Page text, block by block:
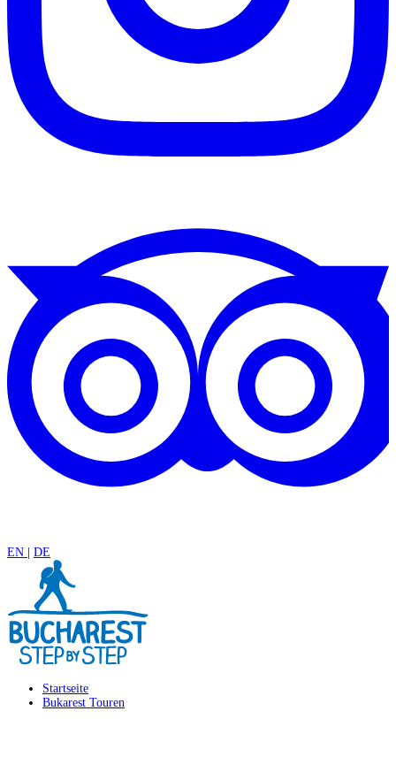
EN DE
Startseite
Bukarest Touren